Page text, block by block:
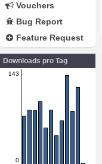
Vouchers
Bug Report
Feature Request
Downloads pro Tag
143
0